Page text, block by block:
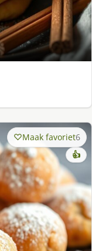
Maak favoriet6
👍